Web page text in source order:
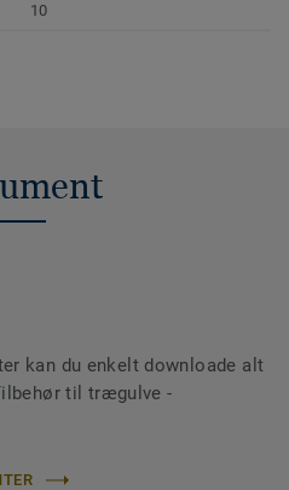
10
kan du enkelt downloade alt
til trægulve -